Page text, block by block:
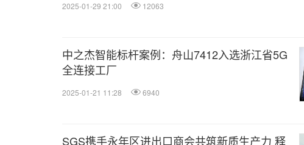
2025-01-29 21:00 12063
中之杰智能标杆案例：舟山7412入选浙江省5G
全连接工厂
2025-01-21 11:28 6940
SGS携手永年区进出口商会共筑新质生产力 释